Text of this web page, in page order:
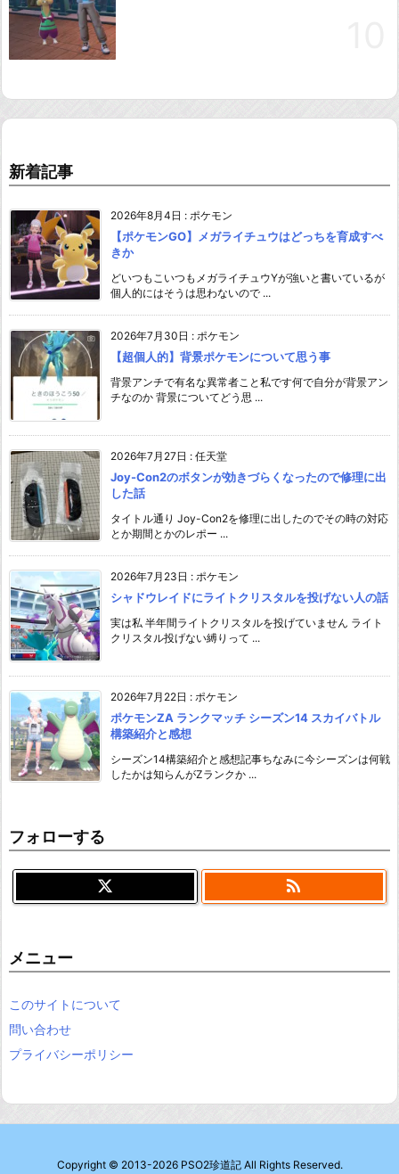
新着記事
2026年8月4日 : ポケモン
【ポケモンGO】メガライチュウはどっちを育成すべ
きか
どいつもこいつもメガライチュウYが強いと書いているが
個人的にはそうは思わないので ...
2026年7月30日 : ポケモン
【超個人的】背景ポケモンについて思う事
背景アンチで有名な異常者こと私です何で自分が背景アン
チなのか 背景についてどう思 ...
2026年7月27日 : 任天堂
Joy-Con2のボタンが効きづらくなったので修理に出
した話
タイトル通り Joy-Con2を修理に出したのでその時の対応
とか期間とかのレポー ...
2026年7月23日 : ポケモン
シャドウレイドにライトクリスタルを投げない人の話
実は私 半年間ライトクリスタルを投げていません ライト
クリスタル投げない縛りって ...
2026年7月22日 : ポケモン
ポケモンZA ランクマッチ シーズン14 スカイバトル
構築紹介と感想
シーズン14構築紹介と感想記事ちなみに今シーズンは何戦
したかは知らんがZランクか ...
フォローする

メニュー
このサイトについて
問い合わせ
プライバシーポリシー
Copyright © 2013-2026 PSO2珍道記All Rights Reserved.